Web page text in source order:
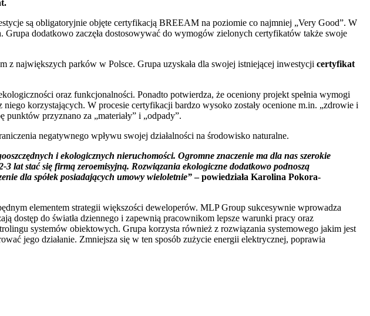
są obligatoryjnie objęte certyfikacją BREEAM na poziomie co najmniej „Very Good”. W
dodatkowo zaczęła dostosowywać do wymogów zielonych certyfikatów także swoje
z największych parków w Polsce. Grupa uzyskała dla swojej istniejącej inwestycji certyfikat
oraz funkcjonalności. Ponadto potwierdza, że oceniony projekt spełnia wymogi
korzystających. W procesie certyfikacji bardzo wysoko zostały ocenione m.in. „zdrowie i
punktów przyznano za „materiały” i „odpady”.
negatywnego wpływu swojej działalności na środowisko naturalne.
i ekologicznych nieruchomości. Ogromne znaczenie ma dla nas szerokie
lat stać się firmą zeroemisyjną. Rozwiązania ekologiczne dodatkowo podnoszą
dla spółek posiadających umowy wieloletnie”– powiedziała Karolina Pokora-
elementem strategii większości deweloperów. MLP Group sukcesywnie wprowadza
dostęp do światła dziennego i zapewnią pracownikom lepsze warunki pracy oraz
systemów obiektowych. Grupa korzysta również z rozwiązania systemowego jakim jest
jego działanie. Zmniejsza się w ten sposób zużycie energii elektrycznej, poprawia